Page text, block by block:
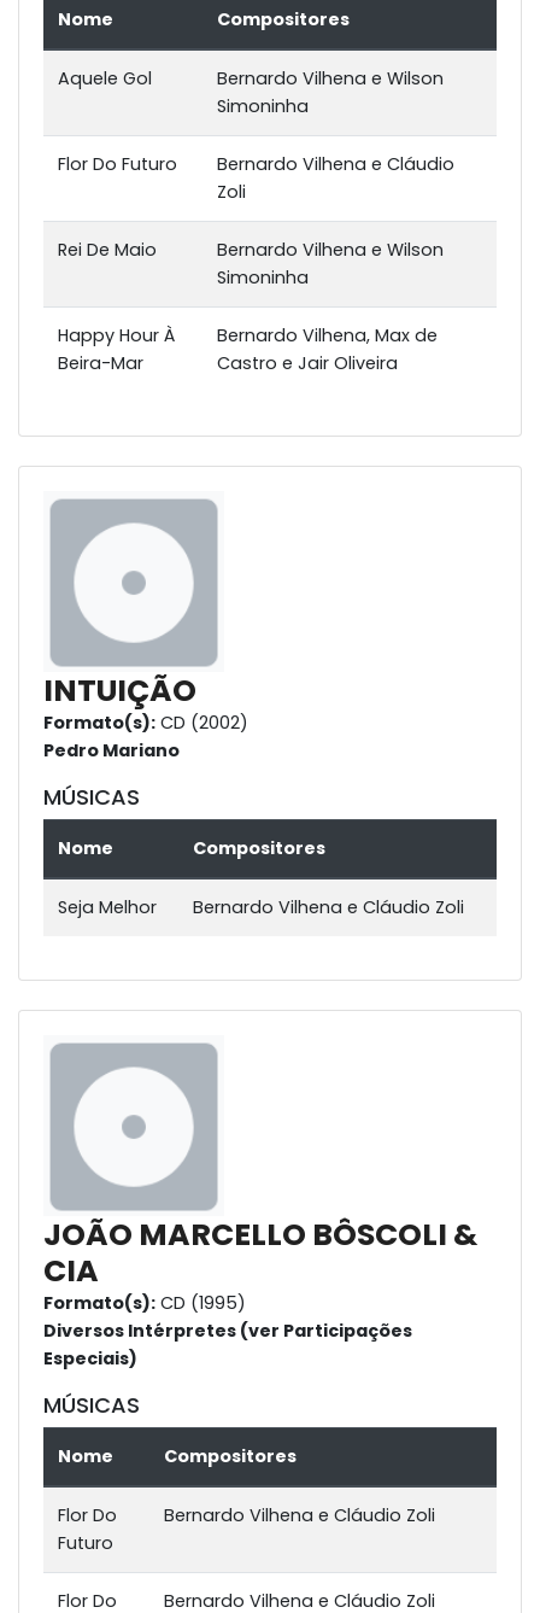
Nome Compositores
Aquele Gol
Bernardo Vilhena e Wilson
Simoninha
Flor Do Futuro
Bernardo Vilhena e Cláudio
Zoli
Rei De Maio
Bernardo Vilhena e Wilson
Simoninha
Happy Hour À
Beira-Mar
Bernardo Vilhena, Max de
Castro e Jair Oliveira
INTUIÇÃO
Formato(s): CD (2002)
Pedro Mariano
MÚSICAS
Nome Compositores
Seja Melhor Bernardo Vilhena e Cláudio Zoli
JOÃO MARCELLO BÔSCOLI &
CIA
Formato(s): CD (1995)
Diversos Intérpretes (ver Participações
Especiais)
MÚSICAS
Nome Compositores
Flor Do
Futuro
Bernardo Vilhena e Cláudio Zoli
Flor Do Bernardo Vilhena e Cláudio Zoli